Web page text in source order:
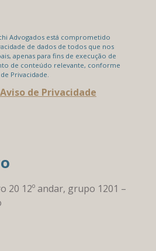
Advogados está comprometido
de dados de todos que nos
apenas para fins de execução de
de conteúdo relevante, conforme
Privacidade.
de Privacidade
20 12º andar, grupo 1201 –